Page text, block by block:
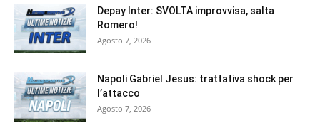
Depay Inter: SVOLTA improvvisa, salta
Romero!
Agosto 7, 2026
Napoli Gabriel Jesus: trattativa shock per
l’attacco
Agosto 7, 2026